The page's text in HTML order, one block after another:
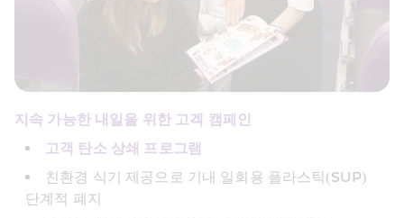
지속 가능한 내일을 위한 고겍 캠페인
고객 탄소 상쇄 프로그램
친환경 식기 제공으로 기내 일회용 플라스틱(SUP)
단계적 폐지